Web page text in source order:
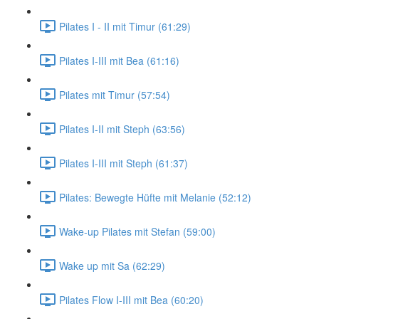
Pilates I - II mit Timur (61:29)
Pilates I-III mit Bea (61:16)
Pilates mit Timur (57:54)
Pilates I-II mit Steph (63:56)
Pilates I-III mit Steph (61:37)
Pilates: Bewegte Hüfte mit Melanie (52:12)
Wake-up Pilates mit Stefan (59:00)
Wake up mit Sa (62:29)
Pilates Flow I-III mit Bea (60:20)